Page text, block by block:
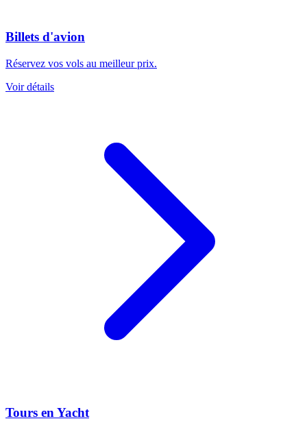
Billets d'avion
Réservez vos vols au meilleur prix.
Voir détails
Tours en Yacht